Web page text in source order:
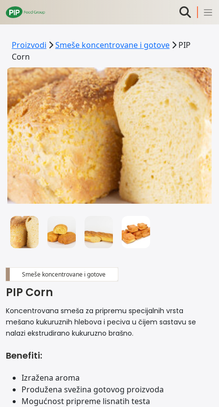
Proizvodi Smeše koncentrovane i gotove
PIP
Corn
Smeše koncentrovane i gotove
PIP Corn
Koncentrovana smeša za pripremu specijalnih vrsta
mešano kukuruznih hlebova i peciva u čijem sastavu se
nalazi ekstrudirano kukuruzno brašno.
Benefiti:
Izražena aroma
Produžena svežina gotovog proizvoda
Mogućnost pripreme lisnatih testa